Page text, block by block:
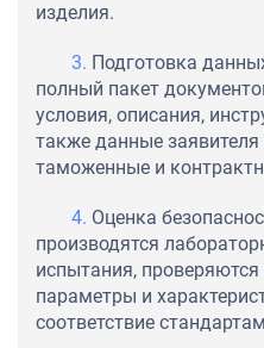
изделия.
Подготовка
полный пакет
условия, описания,
также данные
таможенные и
Оценка
производятся
испытания,
параметры и
соответствие